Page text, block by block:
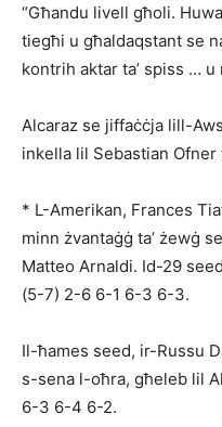
“Għandu livell għoli.
tiegħi u għaldaqstant se
kontrih aktar ta’ spiss …
Alcaraz se jiffaċċja lill-
inkella lil Sebastian
* L-Amerikan, Frances
minn żvantaġġ ta’ żewġ
Matteo Arnaldi. Id-29
(5-7) 2-6 6-1 6-3 6-3.
Il-ħames seed, ir-Russu
s-sena l-oħra, għeleb lil
6-3 6-4 6-2.